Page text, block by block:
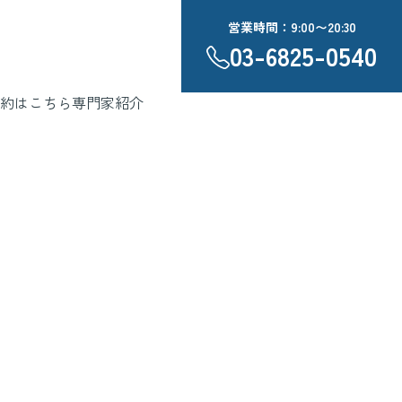
はこちら専門家紹介
営業時間：9:00〜20:30
03-6825-0540